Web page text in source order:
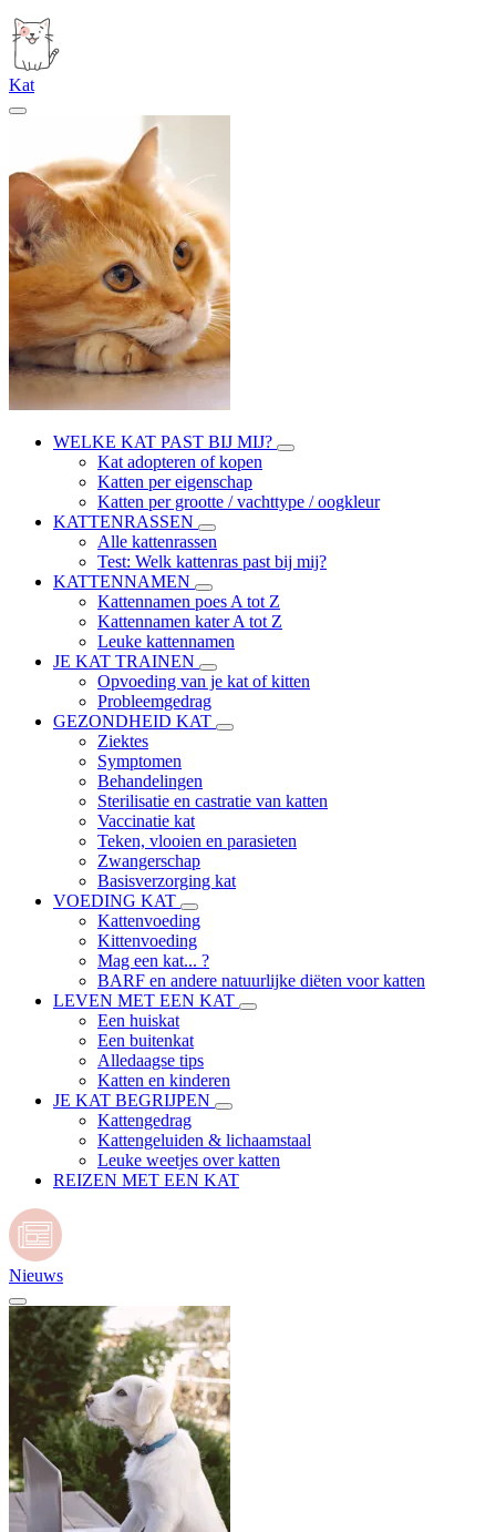
Kat
WELKE KAT PAST BIJ MIJ?
Kat adopteren of kopen
Katten per eigenschap
Katten per grootte / vachttype / oogkleur
KATTENRASSEN
Alle kattenrassen
Test: Welk kattenras past bij mij?
KATTENNAMEN
Kattennamen poes A tot Z
Kattennamen kater A tot Z
Leuke kattennamen
JE KAT TRAINEN
Opvoeding van je kat of kitten
Probleemgedrag
GEZONDHEID KAT
Ziektes
Symptomen
Behandelingen
Sterilisatie en castratie van katten
Vaccinatie kat
Teken, vlooien en parasieten
Zwangerschap
Basisverzorging kat
VOEDING KAT
Kattenvoeding
Kittenvoeding
Mag een kat... ?
BARF en andere natuurlijke diëten voor katten
LEVEN MET EEN KAT
Een huiskat
Een buitenkat
Alledaagse tips
Katten en kinderen
JE KAT BEGRIJPEN
Kattengedrag
Kattengeluiden & lichaamstaal
Leuke weetjes over katten
REIZEN MET EEN KAT
Nieuws